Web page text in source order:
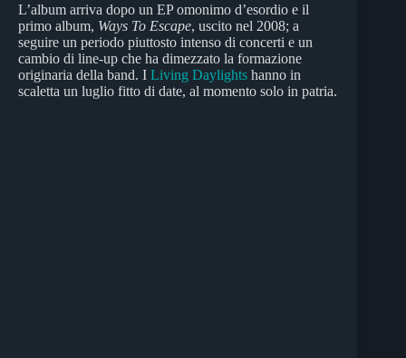
L’album arriva dopo un EP omonimo d’esordio e il
primo album, Ways To Escape, uscito nel 2008; a
seguire un periodo piuttosto intenso di concerti e un
cambio di line-up che ha dimezzato la formazione
originaria della band. I Living Daylights hanno in
scaletta un luglio fitto di date, al momento solo in patria.